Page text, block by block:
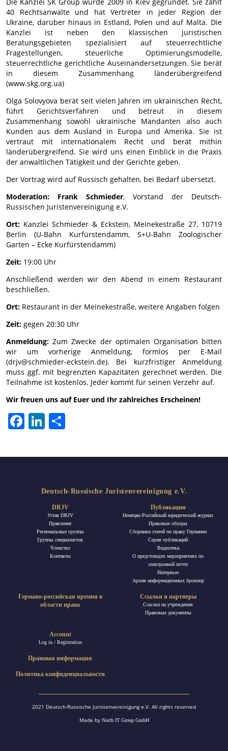
Die Kanzlei SK Group wurde 2009 in Kiev gegründet. Sie zählt
40 Rechtsanwälte und hat Vertreter in jeder Region der
Ukraine, darüber hinaus in Estland, Polen und auf Malta. Die
Kanzlei ist neben den klassischen juristischen
Beratungsgebieten spezialisiert auf steuerrechtliche
Fragestellungen, steuerliche Optimierungsmodelle,
steuerrechtliche gerichtliche Auseinandersetzungen. Sie berät
in diesem Zusammenhang länderübergreifend
(www.skg.org.ua)
Olga Solovyova berät seit vielen Jahren im ukrainischen Recht,
führt Gerichtsverfahren und betreut in diesem
Zusammenhang sowohl ukrainische Mandanten also auch
Kunden aus dem Ausland in Europa und Amerika. Sie ist
vertraut mit internationalem Recht und berät mithin
länderübergreifend. Sie wird uns einen Einblick in die Praxis
der anwaltlichen Tätigkeit und der Gerichte geben.
Der Vortrag wird auf Russisch gehalten, bei Bedarf übersetzt.
Moderation:
Frank Schmieder, Vorstand der Deutsch-
Russischen Juristenvereinigung e.V.
Ort: Kanzlei Schmieder & Eckstein, Meinekestraße 27, 10719
Berlin (U-Bahn Kurfürstendamm, S+U-Bahn Zoologischer
Garten – Ecke Kurfürstendamm)
Zeit: 19:00 Uhr
Anschließend werden wir den Abend in einem Restaurant
beschließen.
Ort: Restaurant in der Meinekestraße, weitere Angaben folgen
Zeit: gegen 20:30 Uhr
Anmeldung:Zum Zwecke der optimalen Organisation bitten
wir um vorherige Anmeldung, formlos per E-Mail
(drjv@schmieder-eckstein.de). Bei kurzfristiger Anmeldung
muss ggf. mit begrenzten Kapazitäten gerechnet werden. Die
Teilnahme ist kostenlos. Jeder kommt für seinen Verzehr auf.
Wir freuen uns auf Euer und Ihr zahlreiches Erscheinen!
FacebookLinkedIn
Deutsch-Russische Juristenvereinigung e.V.
DRJV
Устав DRJV
Правление
Региональные группы
Группы специалистов
Членство
Контакты
Публикации
Немецко-Российский юридический журнал
Правовые обзоры
Сборники статей по праву Германии
Ceрия публикаций
Видеотека
О предстоящих мероприятиях по
электронной почте
Интервью
Архив информационных брошюр
Германо-российская премия в
области права
Account
Log in / Registration
Ссылки и партнеры
Ссылки на учреждения
Правовые документы
Правовая информация
Политика конфиденциальности
2021 Deutsch-Russische Juristenvereinigung e.V. All rights reserved
Made by North IT Group GmbH